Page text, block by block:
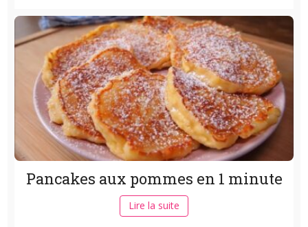
Pancakes aux pommes en 1 minute
Lire la suite